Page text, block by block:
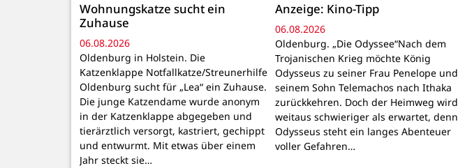
Wohnungskatze sucht ein
Zuhause
06.08.2026
Oldenburg in Holstein. Die
Katzenklappe Notfallkatze/Streunerhilfe
Oldenburg sucht für „Lea“ ein Zuhause.
Die junge Katzendame wurde anonym
in der Katzenklappe abgegeben und
tierärztlich versorgt, kastriert, gechippt
und entwurmt. Mit etwas über einem
Jahr steckt sie…
Anzeige: Kino-Tipp
06.08.2026
Oldenburg. „Die Odyssee“Nach dem
Trojanischen Krieg möchte König
Odysseus zu seiner Frau Penelope und
seinem Sohn Telemachos nach Ithaka
zurückkehren. Doch der Heimweg wird
weitaus schwieriger als erwartet, denn
Odysseus steht ein langes Abenteuer
voller Gefahren…